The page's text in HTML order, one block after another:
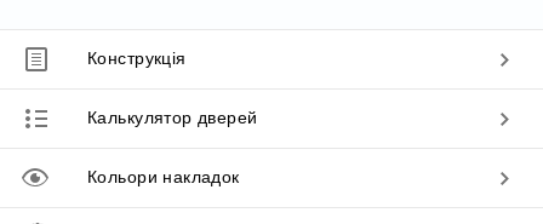
Конструкція
Калькулятор дверей
Кольори накладок